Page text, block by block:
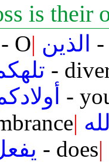
is their
- O| الذين
-
-
|
- does|